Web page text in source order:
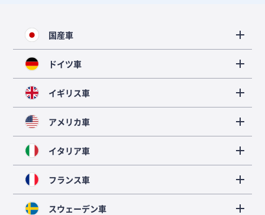
国産車
ドイツ車
イギリス車
アメリカ車
イタリア車
フランス車
スウェーデン車